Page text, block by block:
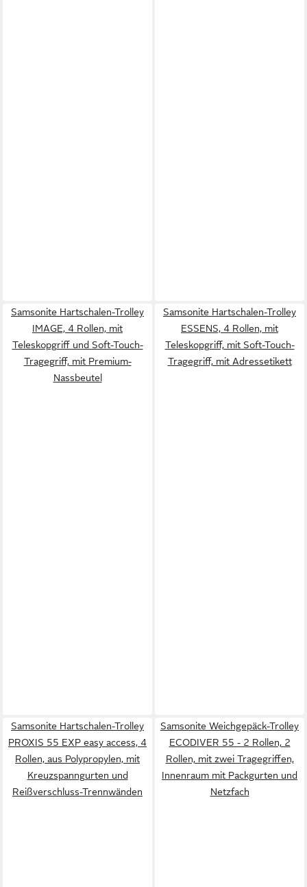
Samsonite Hartschalen-Trolley
IMAGE, 4 Rollen, mit
Teleskopgriff und Soft-Touch-
Tragegriff, mit Premium-
Nassbeutel
Samsonite Hartschalen-Trolley
ESSENS, 4 Rollen, mit
Teleskopgriff, mit Soft-Touch-
Tragegriff, mit Adressetikett
Samsonite Hartschalen-Trolley
PROXIS 55 EXP easy access, 4
Rollen, aus Polypropylen, mit
Kreuzspanngurten und
Reißverschluss-Trennwänden
Samsonite Weichgepäck-Trolley
ECODIVER 55 - 2 Rollen, 2
Rollen, mit zwei Tragegriffen,
Innenraum mit Packgurten und
Netzfach